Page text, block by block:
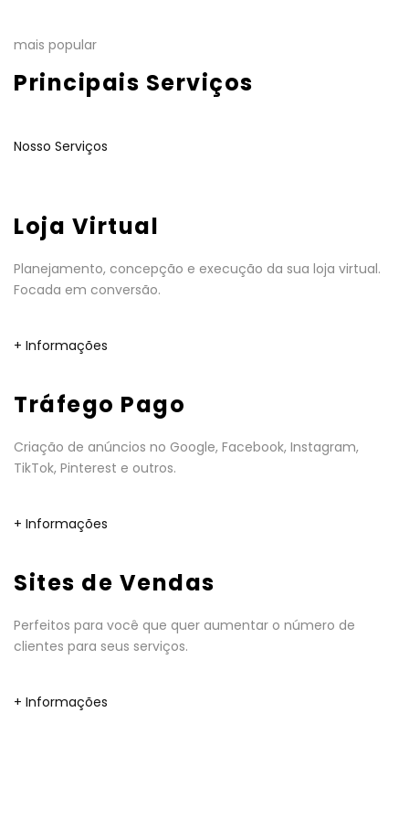
mais popular
Principais Serviços
Nosso Serviços
Loja Virtual
Planejamento, concepção e execução da sua loja virtual.
Focada em conversão.
+ Informações
Tráfego Pago
Criação de anúncios no Google, Facebook, Instagram,
TikTok, Pinterest e outros.
+ Informações
Sites de Vendas
Perfeitos para você que quer aumentar o número de
clientes para seus serviços.
+ Informações